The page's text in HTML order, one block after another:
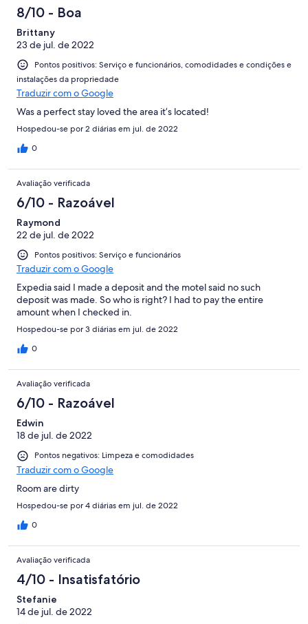
8/10 - Boa
Brittany
23 de jul. de 2022
Pontos positivos: Serviço e funcionários, comodidades e condições e
instalações da propriedade
Traduzir com o Google
Was a perfect stay loved the area it’s located!
Hospedou-se por 2 diárias em jul. de 2022
0
Avaliação verificada
6/10 - Razoável
Raymond
22 de jul. de 2022
Pontos positivos: Serviço e funcionários
Traduzir com o Google
Expedia said I made a deposit and the motel said no such
deposit was made. So who is right? I had to pay the entire
amount when I checked in.
Hospedou-se por 3 diárias em jul. de 2022
0
Avaliação verificada
6/10 - Razoável
Edwin
18 de jul. de 2022
Pontos negativos: Limpeza e comodidades
Traduzir com o Google
Room are dirty
Hospedou-se por 4 diárias em jul. de 2022
0
Avaliação verificada
4/10 - Insatisfatório
Stefanie
14 de jul. de 2022